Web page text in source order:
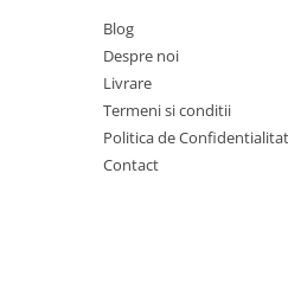
Animalele Planetei
Castelul Medieval
Colectia Barbie Jocul de-a Moda
Colectia insecte din lumea
Blog
Despre noi
Livrare
Termeni si conditii
Politica de
Contact